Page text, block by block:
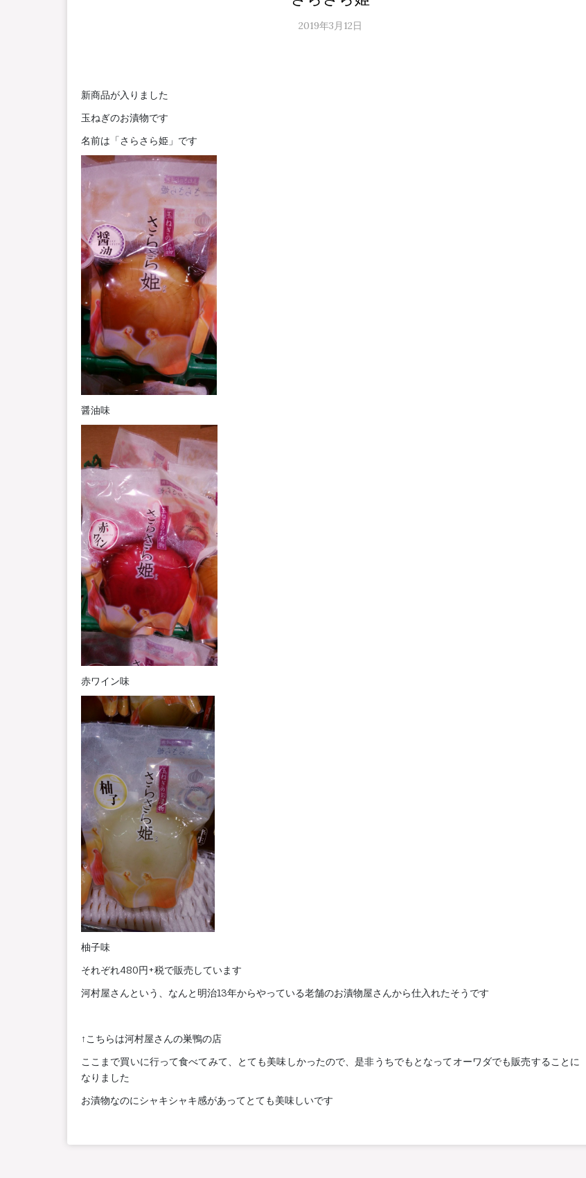
2019年3月12日
新商品が入りました
玉ねぎのお漬物です
名前は「さらさら姫」です
醤油味
赤ワイン味
柚子味
それぞれ480円+税で販売しています
河村屋さんという、なんと明治13年からやっている老舗のお漬物屋さんから仕入れたそうです
↑こちらは河村屋さんの巣鴨の店
ここまで買いに行って食べてみて、とても美味しかったので、是非うちでもとなってオーワダでも販売することに
なりました
お漬物なのにシャキシャキ感があってとても美味しいです